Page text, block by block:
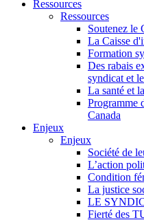
Ressources
Ressources
Soutenez le
La Caisse
Formation
Des rabais
syndicat et
La santé et
Programme
Canada
Enjeux
Enjeux
Société de
L’action
Condition
La justice
LE
Fierté des